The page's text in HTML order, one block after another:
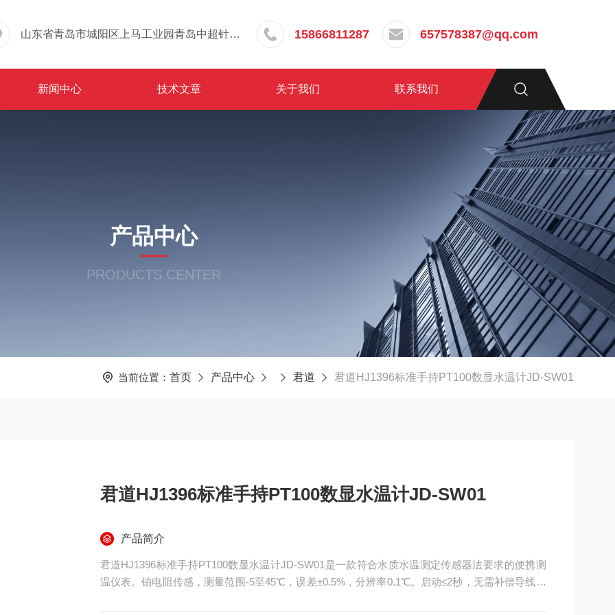
山东省青岛市城阳区上马工业园青岛中超针织有限公司院内东办公楼三层 15866811287 657578387@qq.com
新闻中心 技术文章 关于我们 联系我们
产品中心
PRODUCTS CENTER
当前位置： 首页 产品中心 君道 君道HJ1396标准手持PT100数显水温计JD-SW01
君道HJ1396标准手持PT100数显水温计JD-SW01
产品简介
君道HJ1396标准手持PT100数显水温计JD-SW01是一款符合水质水温测定传感器法要求的便携测
温仪表。铂电阻传感，测量范围-5至45℃，误差±0.5%，分辨率0.1℃。启动≤2秒，无需补偿导线，